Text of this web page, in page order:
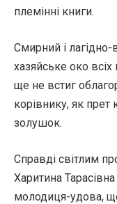
племінні книги.
Смирний і
хазяйське око всіх
ще не встиг
корівнику, як прет
золушок.
Справді світлим
Харитина
молодиця-удова,